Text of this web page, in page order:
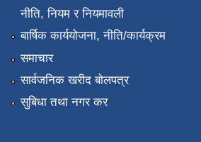
नीति, नियम र नियमावली
बार्षिक कार्ययोजना, नीति/कार्यक्रम
समाचार
सार्वजनिक खरीद बोलपत्र
सुबिधा तथा नगर कर